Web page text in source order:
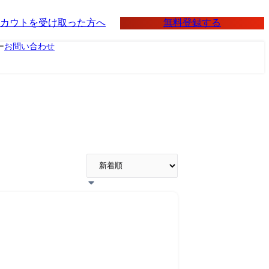
ウトを受け取った方へ 無料登録する
お問い合わせ